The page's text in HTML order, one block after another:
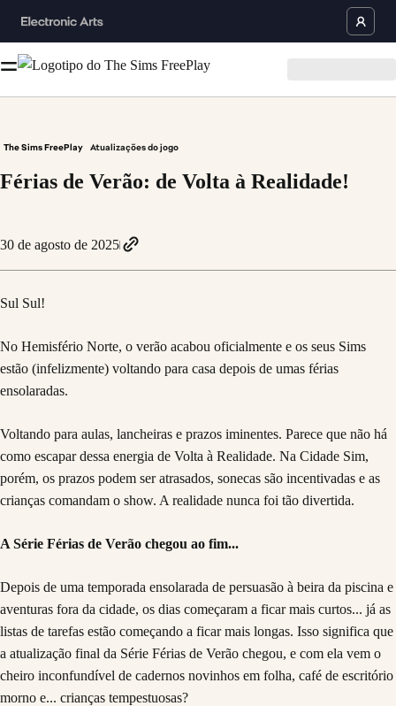
The Sims FreePlay Atualizações do jogo
Férias de Verão: de Volta à Realidade!
30 de agosto de 2025
Sul Sul!
No Hemisfério Norte, o verão acabou oficialmente e os seus Sims
estão (infelizmente) voltando para casa depois de umas férias
ensolaradas.
Voltando para aulas, lancheiras e prazos iminentes. Parece que não há
como escapar dessa energia de Volta à Realidade. Na Cidade Sim,
porém, os prazos podem ser atrasados, sonecas são incentivadas e as
crianças comandam o show. A realidade nunca foi tão divertida.
A Série Férias de Verão chegou ao fim...
Depois de uma temporada ensolarada de persuasão à beira da piscina e
aventuras fora da cidade, os dias começaram a ficar mais curtos... já as
listas de tarefas estão começando a ficar mais longas. Isso significa que
a atualização final da Série Férias de Verão chegou, e com ela vem o
cheiro inconfundível de cadernos novinhos em folha, café de escritório
morno e... crianças tempestuosas?